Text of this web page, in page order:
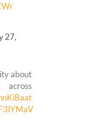
27,
about
across